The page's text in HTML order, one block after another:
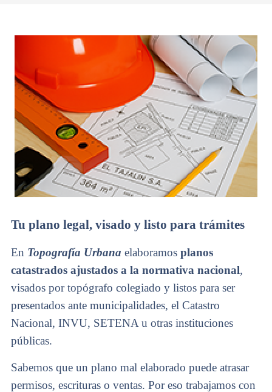
Tu plano legal, visado y listo para trámites
En Topografía Urbana elaboramos planos
catastrados ajustados a la normativa nacional,
visados por topógrafo colegiado y listos para ser
presentados ante municipalidades, el Catastro
Nacional, INVU, SETENA u otras instituciones
públicas.
Sabemos que un plano mal elaborado puede atrasar
permisos, escrituras o ventas. Por eso trabajamos con